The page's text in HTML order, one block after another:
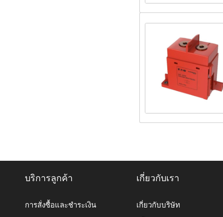
บริการลูกค้า
การสั่งซื้อและชำระเงิน
เกี่ยวกับเรา
เกี่ยวกับบริษัท